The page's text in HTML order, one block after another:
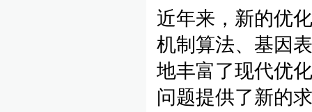
近年来，新的优
机制算法、基因
地丰富了现代优
问题提供了新的